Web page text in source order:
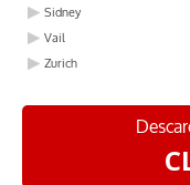
Sidney
Vail
Zurich